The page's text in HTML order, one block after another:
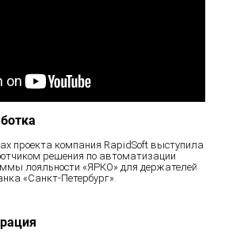
проекта компания RapidSoft выступила
решения по автоматизации
лояльности «ЯРКО» для держателей
«Санкт-Петербург».